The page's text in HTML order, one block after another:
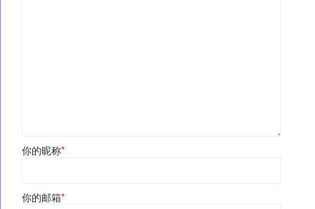
你的昵称*
你的邮箱*